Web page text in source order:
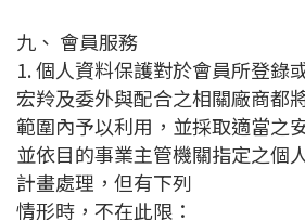
九、 會員服務
1. 個人資料保護對於會員所登錄
宏羚及委外與配合之相關廠商都
範圍內予以利用，並採取適當之
並依目的事業主管機關指定之個
計畫處理，但有下列
情形時，不在此限：